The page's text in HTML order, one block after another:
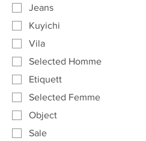
Jeans
Kuyichi
Vila
Selected Homme
Etiquett
Selected Femme
Object
Sale